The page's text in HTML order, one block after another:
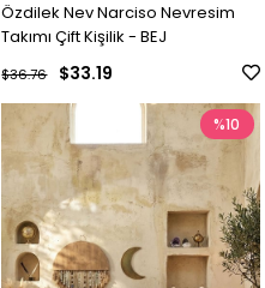
Özdilek Nev Narciso Nevresim
Takımı Çift Kişilik - BEJ
$33.19
$36.76
%10